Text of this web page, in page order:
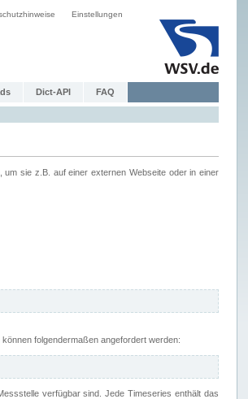
Einstellungen
Dict-API FAQ
sie z.B. auf einer externen Webseite oder in einer
folgendermaßen angefordert werden:
verfügbar sind. Jede Timeseries enthält das